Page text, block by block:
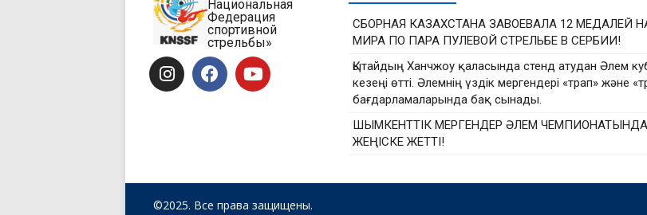
Национальная
Федерация
спортивной
стрельбы»
СБОРНАЯ КАЗАХСТАНА ЗАВОЕВАЛА 12 МЕДАЛЕЙ
МИРА ПО ПАРА ПУЛЕВОЙ СТРЕЛЬБЕ В СЕРБИИ!
Қытайдың Ханчжоу қаласында стенд атудан Әлем
кезеңі өтті. Әлемнің үздік мергендері «трап» және
бағдарламаларында бақ сынады.
ШЫМКЕНТТІК МЕРГЕНДЕР ӘЛЕМ
ЖЕҢІСКЕ ЖЕТТІ!
©2025. Все права защищены.